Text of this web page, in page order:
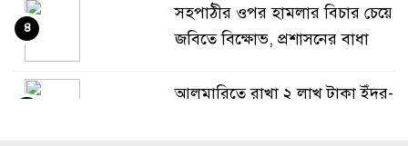
সহপাঠীর ওপর হামলার বিচার চেয়ে
জবিতে বিক্ষোভ, প্রশাসনের বাধা
৪
আলমারিতে রাখা ২ লাখ টাকা ইঁদুর-